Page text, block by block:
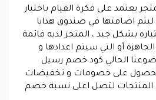
يعتمد على فكرة القيام باختيار
ليتم اضافتها في صندوق هدايا
بشكل جيد ، المتجر لديه قائمة
أو التي سيتم اعدادها و
الحالي كود خصم رسيل
الحصول على خصومات و تخفيضات
من 10% على المنتجات لتصل اعلى نسبة خصم